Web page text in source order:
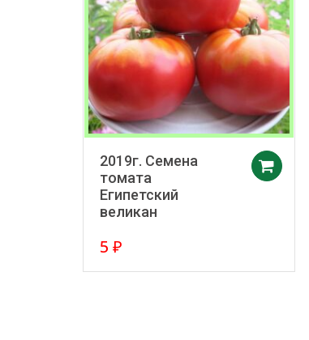
2019г. Семена
томата
Египетский
великан
5 ₽